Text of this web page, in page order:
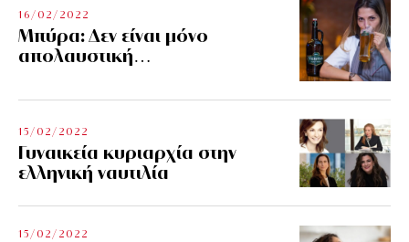
16/02/2022
Μπύρα: Δεν είναι μόνο
απολαυστική…
15/02/2022
Γυναικεία κυριαρχία στην
ελληνική ναυτιλία
15/02/2022